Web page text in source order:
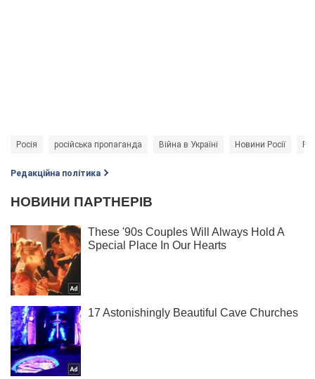
Росія російська пропаганда Війна в Україні Новини Росії
Редакційна політика